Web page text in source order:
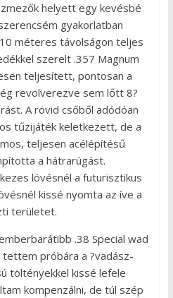
helyett egy kevésbé
gyakorlatban
méteres távolságon teljes
szerelt .357 Magnum
teljesített, pontosan a
revolverezve sem lőtt 8?
A rövid csőből adódóan
tűzijáték keletkezett, de a
teljesen acélépítésű
a hátrarúgást.
lövésnél a futurisztikus
kissé nyomta az íve a
területet.
.38 Special wad
próbára a ?vadász-
töltényekkel kissé lefele
kompenzálni, de túl szép